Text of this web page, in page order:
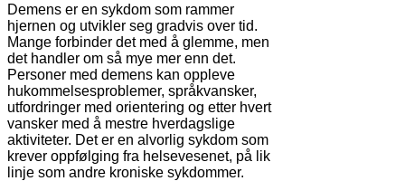
Demens er en sykdom som rammer
hjernen og utvikler seg gradvis over tid.
Mange forbinder det med å glemme, men
det handler om så mye mer enn det.
Personer med demens kan oppleve
hukommelsesproblemer, språkvansker,
utfordringer med orientering og etter hvert
vansker med å mestre hverdagslige
aktiviteter. Det er en alvorlig sykdom som
krever oppfølging fra helsevesenet, på lik
linje som andre kroniske sykdommer.